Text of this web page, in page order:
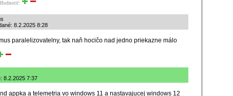
Hodnotiť:
8.2.2025 8:28
paralelizovatelny, tak naň hocičo nad jedno priekazne málo
8.2.2025 7:37
appka a telemetria vo windows 11 a nastavajucej windows 12